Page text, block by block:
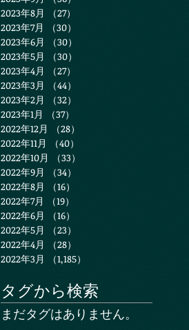
2023年8月
（27）
2023年7月
（30）
2023年6月
（30）
2023年5月
（30）
2023年4月
（27）
2023年3月
（44）
2023年2月
（32）
2023年1月
（37）
2022年12月
（28）
2022年11月
（40）
2022年10月
（33）
2022年9月
（34）
2022年8月
（16）
2022年7月
（19）
2022年6月
（16）
2022年5月
（23）
2022年4月
（28）
2022年3月
（1,185）
タグから検索
まだタグはありません。